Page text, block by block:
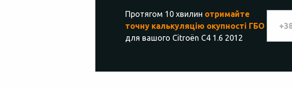
Протягом 10 хвилин отримайте
точну калькуляцію окупності ГБО
для вашого Citroën C4 1.6 2012